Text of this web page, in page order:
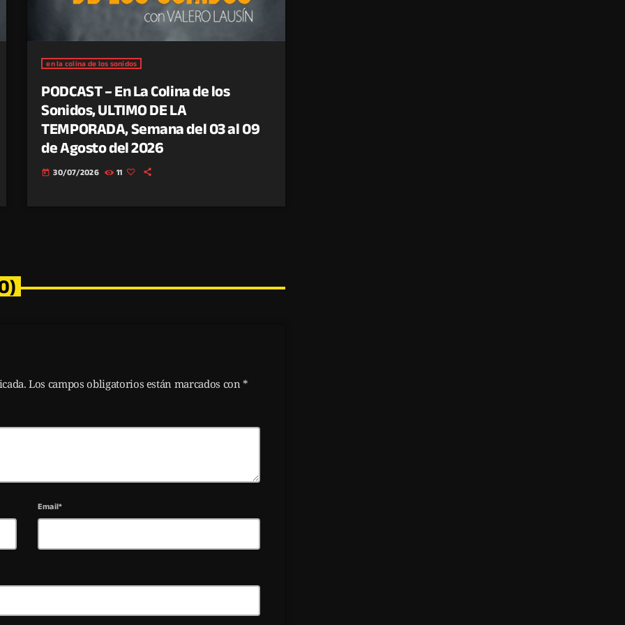
en la colina de los sonidos
PODCAST – En La Colina de los
Sonidos, ULTIMO DE LA
TEMPORADA, Semana del 03 al 09
de Agosto del 2026
today 30/07/2026 11
Los campos obligatorios están marcados con *
Email*